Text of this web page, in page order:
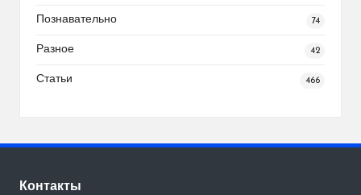
Познавательно 74
Разное 42
Статьи 466
Контакты